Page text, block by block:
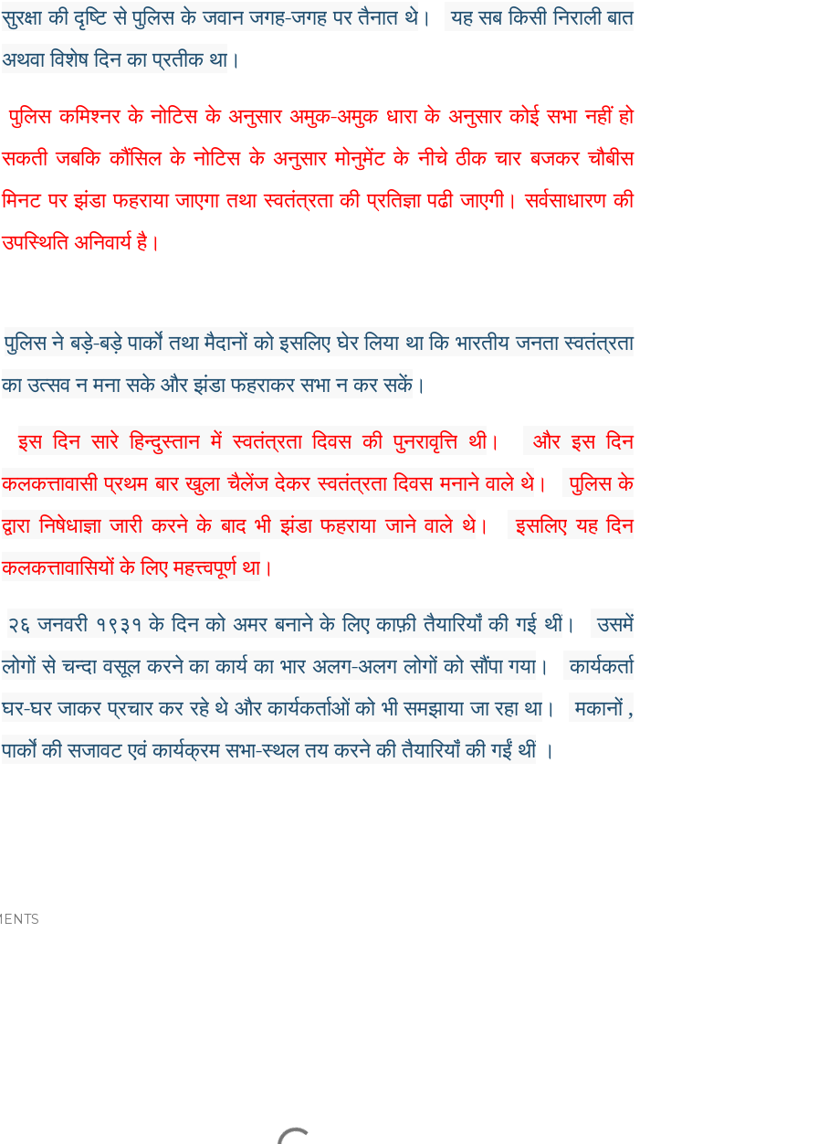
सुरक्षा की दृष्टि से पुलिस के जवान जगह-जगह पर तैनात थे। यह सब किसी निराली बात
अथवाविशेषदिनकाप्रतीक था ।
पुलिस कमिश्नर के नोटिस के अनुसार अमुक-अमुक धारा के अनुसार कोई सभा नहीं हो
सकती जबकि कौंसिल के नोटिस के अनुसार मोनुमेंट के नीचे ठीक चार बजकर चौबीस
मिनट पर झंडा फहराया जाएगा तथा स्वतंत्रता की प्रतिज्ञा पढी जाएगी।सर्वसाधारण की
उपस्थिति अनिवार्य है ।
पुलिस ने बड़े-बड़े पार्कों तथा मैदानों को इसलिए घेर लिया था कि भारतीय जनता स्वतंत्रता
काउत्सवनमनासकेऔरझंडाफहराकरसभानकरसकें ।
इस दिन सारे हिन्दुस्तान में स्वतंत्रता दिवस की पुनरावृत्ति थी। और इस दिन
कलकत्तावासी प्रथम बार खुला चैलेंज देकर स्वतंत्रता दिवस मनाने वाले थे । पुलिस के
द्वारा निषेधाज्ञा जारी करने के बाद भी झंडा फहराया जाने वाले थे। इसलिए यह दिन
कलकत्तावासियोंकेलिएमहत्त्वपूर्ण था ।
२६ जनवरी १९३१ के दिन को अमर बनाने के लिए काफ़ी तैयारियाँ की गई थीं।
उसमें
लोगों से चन्दा वसूल करने का कार्य का भार अलग-अलग लोगों को सौंपा गया ।
कार्यकर्ता
घर-घर जाकर प्रचार कर रहे थे और कार्यकर्ताओं को भी समझाया जा रहा था । मकानों,
पार्कोंकीसजावटएवंकार्यक्रमसभा-स्थलतयकरनेकीतैयारियाँकीगईं थीं ।